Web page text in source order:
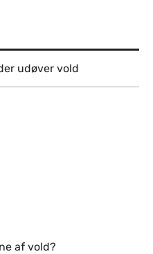
udøver vold
af vold?